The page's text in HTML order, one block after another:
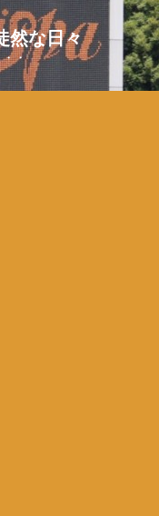
然な日々
・・